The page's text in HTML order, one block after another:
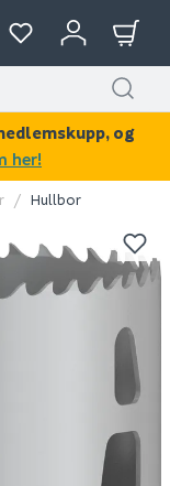
Hullbor
og
her!